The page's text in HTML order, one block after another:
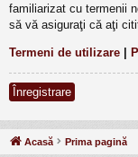
familiarizat cu termenii
să vă asiguraţi că aţi
Termeni de utilizare
Înregistrare
Acasă Prima pagină